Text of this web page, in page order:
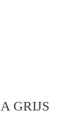
GRIJS